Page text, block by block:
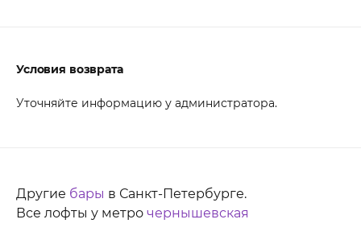
Условия возврата
Уточняйте информацию у администратора.
Другие бары в Санкт-Петербурге.
Все лофты у метро чернышевская